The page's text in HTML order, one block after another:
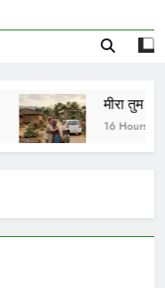
मीरा तुम कहाँ हो
16 Hours Ago